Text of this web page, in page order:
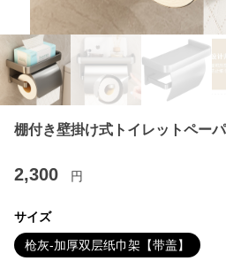
棚付き壁掛け式トイレットペー
2,300 円
サイズ
枪灰-加厚双层纸巾架【带盖】